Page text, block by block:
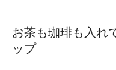
お茶も珈琲も入れ
ップ